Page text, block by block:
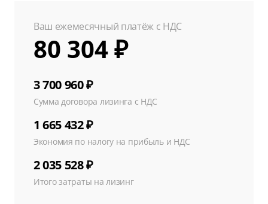
Ваш ежемесячный платёж с НДС
80 304 ₽
3 700 960 ₽
Сумма договора лизинга с НДС
1 665 432 ₽
Экономия по налогу на прибыль и НДС
2 035 528 ₽
Итого затраты на лизинг